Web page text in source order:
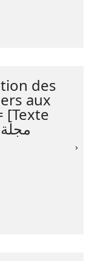
des
aux
[Texte